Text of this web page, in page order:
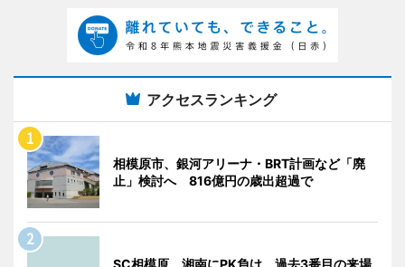
アクセスランキング
相模原市、銀河アリーナ・BRT計画など「廃
止」検討へ 816億円の歳出超過で